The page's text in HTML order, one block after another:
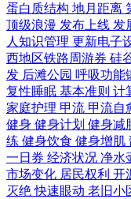
蛋白质结构 地月距离
顶级浪漫 发布上线 发
人知识管理 更新电子
西地区铁路周游券 硅
发 后滩公园 呼吸功能
复性睡眠 基本准则 计
家庭护理 甲流 甲流自
健身 健身计划 健身减
练 健身饮食 健身增肌
一日券 经济状况 净水
市场变化 居民权利 开
灭绝快速眼动 老旧小